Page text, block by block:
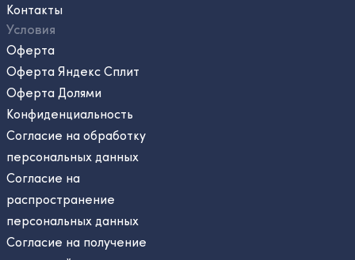
Контакты
Условия
Оферта
Оферта Яндекс Сплит
Оферта Долями
Конфиденциальность
Согласие на обработку
персональных данных
Согласие на
распространение
персональных данных
Согласие на получение